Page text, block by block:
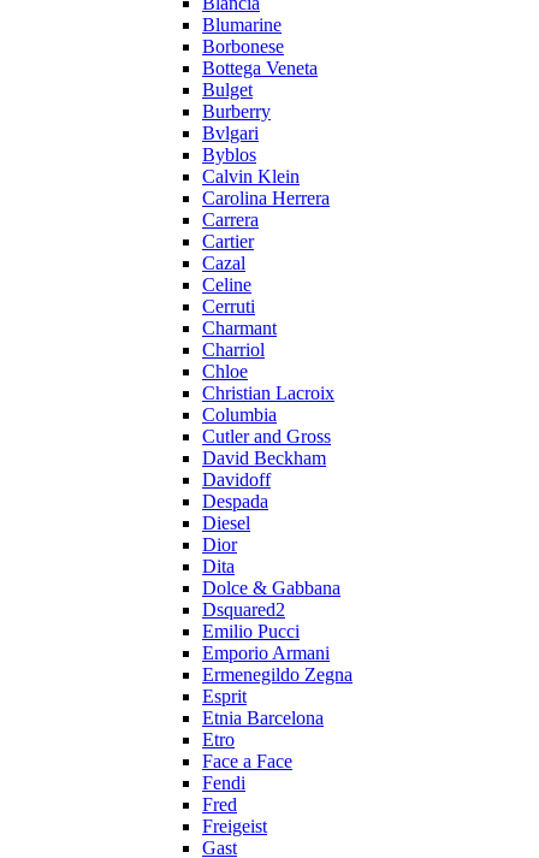
Blumarine
Borbonese
Bottega Veneta
Bulget
Burberry
Bvlgari
Byblos
Calvin Klein
Carolina Herrera
Carrera
Cartier
Cazal
Celine
Cerruti
Charmant
Charriol
Chloe
Christian Lacroix
Columbia
Cutler and Gross
David Beckham
Davidoff
Despada
Diesel
Dior
Dita
Dolce & Gabbana
Dsquared2
Emilio Pucci
Emporio Armani
Ermenegildo Zegna
Esprit
Etnia Barcelona
Etro
Face a Face
Fendi
Fred
Freigeist
Gast